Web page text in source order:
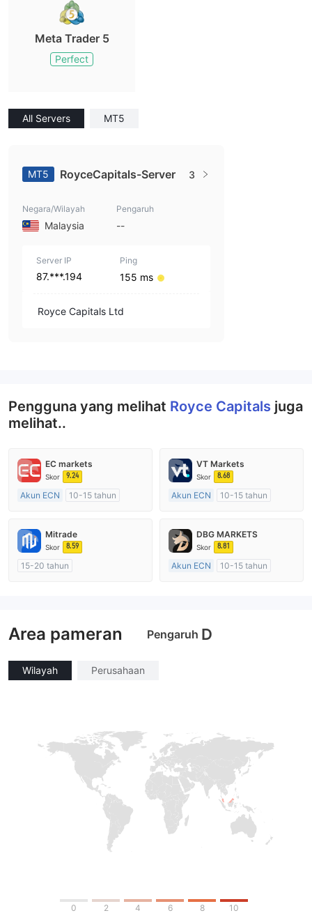
Meta Trader 5
Perfect
All Servers MT5
MT5 RoyceCapitals-Server 3
Negara/Wilayah
Malaysia
Pengaruh
--
Server IP
87.***.194
Ping
155 ms
Royce Capitals Ltd
Pengguna yang melihat Royce Capitals juga
melihat..
EC markets
Skor 9.24
Akun ECN
10-15 tahun
Market Maker (MM)
Lisensi Penuh MT4
VT Markets
Skor 8.68
Akun ECN
10-15 tahun
Market Maker (MM)
Lisensi Penuh MT4
Mitrade
Skor 8.59
15-20 tahun
DBG MARKETS
Skor 8.81
Akun ECN
10-15 tahun
Area pameran Pengaruh D
Wilayah Perusahaan
0 2 4 6 8 10